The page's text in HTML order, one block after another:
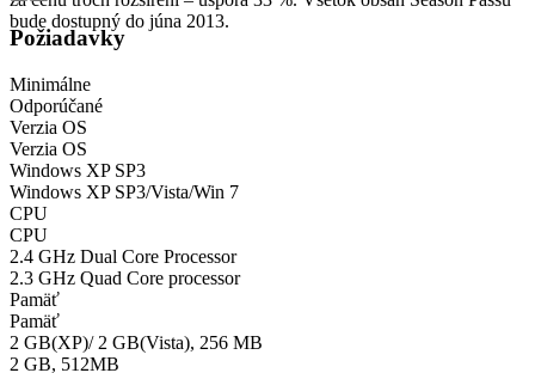
bude dostupný do júna 2013.
Požiadavky
Minimálne
Odporúčané
Verzia OS
Verzia OS
Windows XP SP3
Windows XP SP3/Vista/Win 7
CPU
CPU
2.4 GHz Dual Core Processor
2.3 GHz Quad Core processor
Pamäť
Pamäť
2 GB(XP)/ 2 GB(Vista), 256 MB
2 GB, 512MB